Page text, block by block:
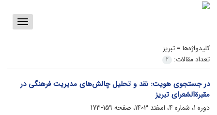
Toggle
کلیدواژه‌ها = تبریز
تعداد مقالات:
2
در جستجوی هویت: نقد و تحلیل چالش‌های مدیریت فرهنگی در
مقبرةالشعرای تبریز
دوره 1، شماره 4، اسفند 1403، صفحه
159-173